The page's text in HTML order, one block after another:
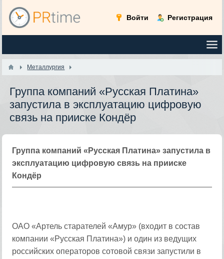
Войти Регистрация
Металлургия
Группа компаний «Русская Платина»
запустила в эксплуатацию цифровую
связь на прииске Кондёр
Группа компаний «Русская Платина» запустила в
эксплуатацию цифровую связь на прииске
Кондёр
ОАО «Артель старателей «Амур» (входит в состав
компании «Русская Платина») и один из ведущих
российских операторов сотовой связи запустили в